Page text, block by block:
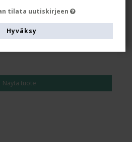
Näytä tuote
tilata uutiskirjeen
Hyväksy